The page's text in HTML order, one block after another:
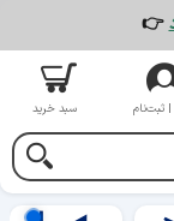
👉
| ثبت‌نام سبد خرید